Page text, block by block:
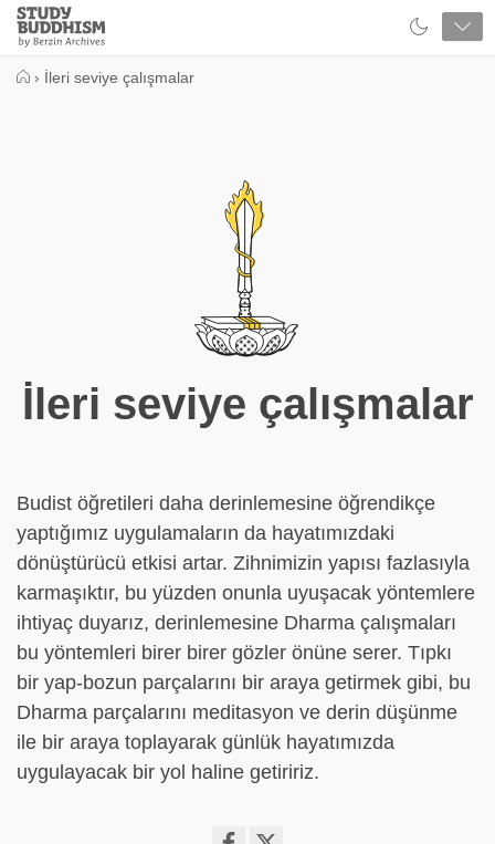
Close
Study
Buddhism
› İleri seviye çalışmalar
İleri seviye çalışmalar
Budist öğretileri daha derinlemesine öğrendikçe
yaptığımız uygulamaların da hayatımızdaki
dönüştürücü etkisi artar. Zihnimizin yapısı fazlasıyla
karmaşıktır, bu yüzden onunla uyuşacak yöntemlere
ihtiyaç duyarız, derinlemesine Dharma çalışmaları
bu yöntemleri birer birer gözler önüne serer. Tıpkı
bir yap-bozun parçalarını bir araya getirmek gibi, bu
Dharma parçalarını meditasyon ve derin düşünme
ile bir araya toplayarak günlük hayatımızda
uygulayacak bir yol haline getiririz.